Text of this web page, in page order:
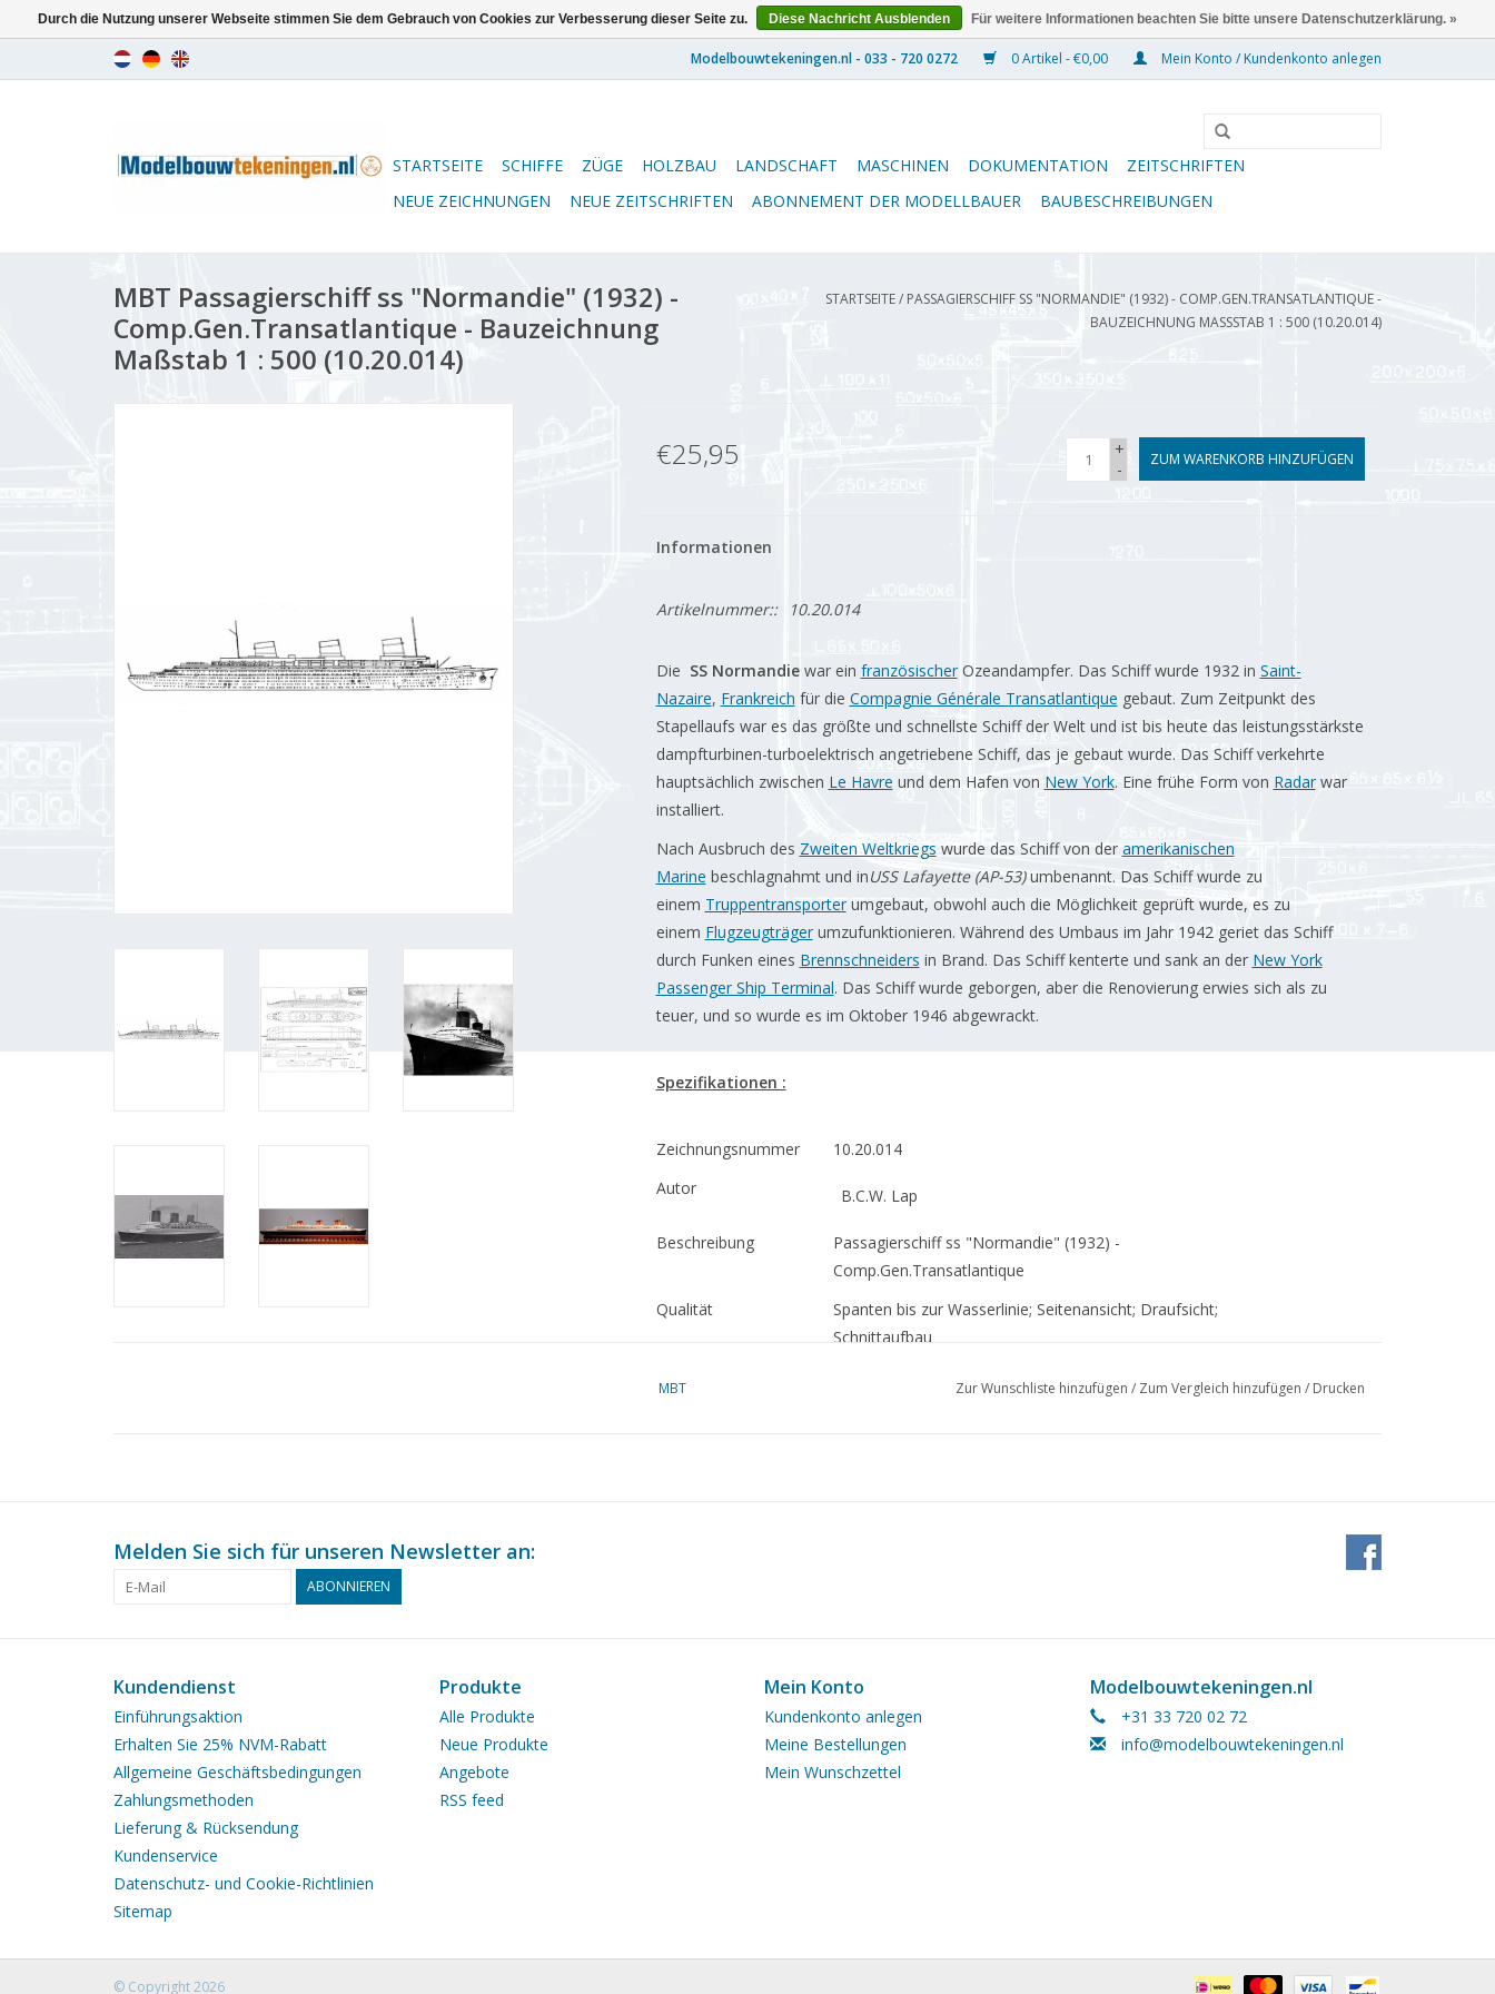
0 Artikel - €0,00 Mein Konto / Kundenkonto anlegen
STARTSEITE SCHIFFE ZÜGE HOLZBAU LANDSCHAFT MASCHINEN DOKUMENTATION
ZEITSCHRIFTEN
NEUE ZEICHNUNGEN
NEUE ZEITSCHRIFTEN ABONNEMENT DER MODELLBAUER BAUBESCHREIBUNGEN
MBT Passagierschiff ss "Normandie" (1932) -
Comp.Gen.Transatlantique - Bauzeichnung
Maßstab 1 : 500 (10.20.014)
STARTSEITE/ PASSAGIERSCHIFF SS "NORMANDIE" (1932) - COMP.GEN.TRANSATLANTIQUE -
BAUZEICHNUNG MASSSTAB 1 : 500 (10.20.014)
€25,95
+
-
ZUM WARENKORB HINZUFÜGEN
Informationen
Artikelnummer:: 10.20.014
Die SS Normandiewar ein französischerOzeandampfer. Das Schiff wurde 1932 in Saint-
Nazaire, Frankreich für die Compagnie Générale Transatlantique gebaut. Zum Zeitpunkt des
Stapellaufs war es das größte und schnellste Schiff der Welt und ist bis heute das leistungsstärkste
dampfturbinen-turboelektrisch angetriebene Schiff, das je gebaut wurde. Das Schiff verkehrte
hauptsächlich zwischen Le Havre und dem Hafen von New York. Eine frühe Form von Radarwar
installiert.
Nach Ausbruch des Zweiten Weltkriegs wurde das Schiff von der amerikanischen
Marine beschlagnahmt und inUSS Lafayette (AP-53)umbenannt. Das Schiff wurde zu
einem Truppentransporterumgebaut, obwohl auch die Möglichkeit geprüft wurde, es zu
einem Flugzeugträgerumzufunktionieren. Während des Umbaus im Jahr 1942 geriet das Schiff
durch Funken eines Brennschneiders in Brand. Das Schiff kenterte und sank an der New York
Passenger Ship Terminal. Das Schiff wurde geborgen, aber die Renovierung erwies sich als zu
teuer, und so wurde es im Oktober 1946 abgewrackt.
Spezifikationen :
Zeichnungsnummer
10.20.014
Autor
B.C.W. Lap
Beschreibung
Passagierschiff ss "Normandie" (1932) -
Comp.Gen.Transatlantique
Qualität
Spanten bis zur Wasserlinie; Seitenansicht; Draufsicht;
Schnittaufbau
Anzahl Blätter A4 Text
0
Gewicht in Gramm
65
MBT Zur Wunschliste hinzufügen / Zum Vergleich hinzufügen / Drucken
Melden Sie sich für unseren Newsletter an:
ABONNIEREN
Kundendienst
Einführungsaktion
Erhalten Sie 25% NVM-Rabatt
Allgemeine Geschäftsbedingungen
Zahlungsmethoden
Lieferung & Rücksendung
Kundenservice
Datenschutz- und Cookie-Richtlinien
Sitemap
Produkte
Alle Produkte
Neue Produkte
Angebote
RSS feed
Mein Konto
Kundenkonto anlegen
Meine Bestellungen
Mein Wunschzettel
Modelbouwtekeningen.nl
+31 33 720 02 72
info@modelbouwtekeningen.nl
© Copyright 2026
Durch die Nutzung unserer Webseite stimmen Sie dem Gebrauch von Cookies zur Verbesserung dieser Seite zu. Diese Nachricht Ausblenden Für weitere Informationen beachten Sie bitte unsere Datenschutzerklärung. »